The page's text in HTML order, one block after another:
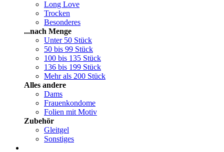
Long Love
Trocken
Besonderes
...nach Menge
Unter 50 Stück
50 bis 99 Stück
100 bis 135 Stück
136 bis 199 Stück
Mehr als 200 Stück
Alles andere
Dams
Frauenkondome
Folien mit Motiv
Zubehör
Gleitgel
Sonstiges